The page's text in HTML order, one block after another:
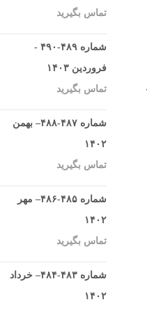
تماس بگیرید
شماره ۴۸۹-۴۹۰ -
فروردین ۱۴۰۳
تماس بگیرید
شماره ۴۸۷-۴۸۸– بهمن
۱۴۰۲
تماس بگیرید
شماره ۴۸۵-۴۸۶– مهر
۱۴۰۲
تماس بگیرید
شماره ۴۸۳-۴۸۴– خرداد
۱۴۰۲